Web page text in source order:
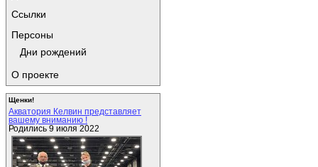
Ссылки
Персоны
Дни рождений
О проекте
Щенки!
Акватория Келвин представляет
вашему вниманию !
Родились 9 июля 2022